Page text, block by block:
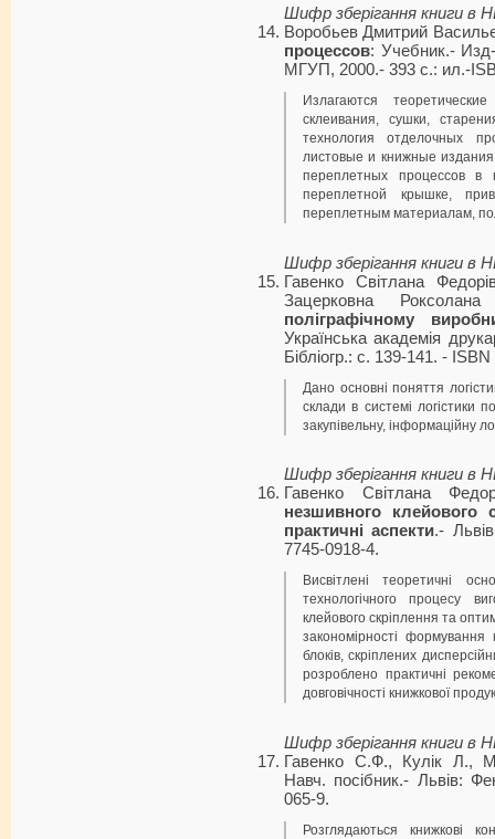
Шифр зберігання книги в
Воробьев Дмитрий
процессов: Учебник.-
МГУП, 2000.- 393 с.: ил.-
Излагаются
склеивания, сушки,
технология отделочных
листовые и книжные
переплетных процессов
переплетной крышке,
переплетным материалам,
Шифр зберігання книги в
Гавенко Світлана
Зацерковна
поліграфічному
Українська академія
Бібліогр.: с. 139-141. -
Дано основні поняття
склади в системі логістики
закупівельну, інформаційну
Шифр зберігання книги в
Гавенко Світлана
незшивного клейового
практичні аспекти.-
7745-0918-4.
Висвітлені теоретичні
технологічного процесу
клейового скріплення та
закономірності формування
блоків, скріплених
розроблено практичні
довговічності книжкової
Шифр зберігання книги в
Гавенко С.Ф., Кулік Л.,
Навч. посібник.- Львів:
065-9.
Розглядаються книжкові